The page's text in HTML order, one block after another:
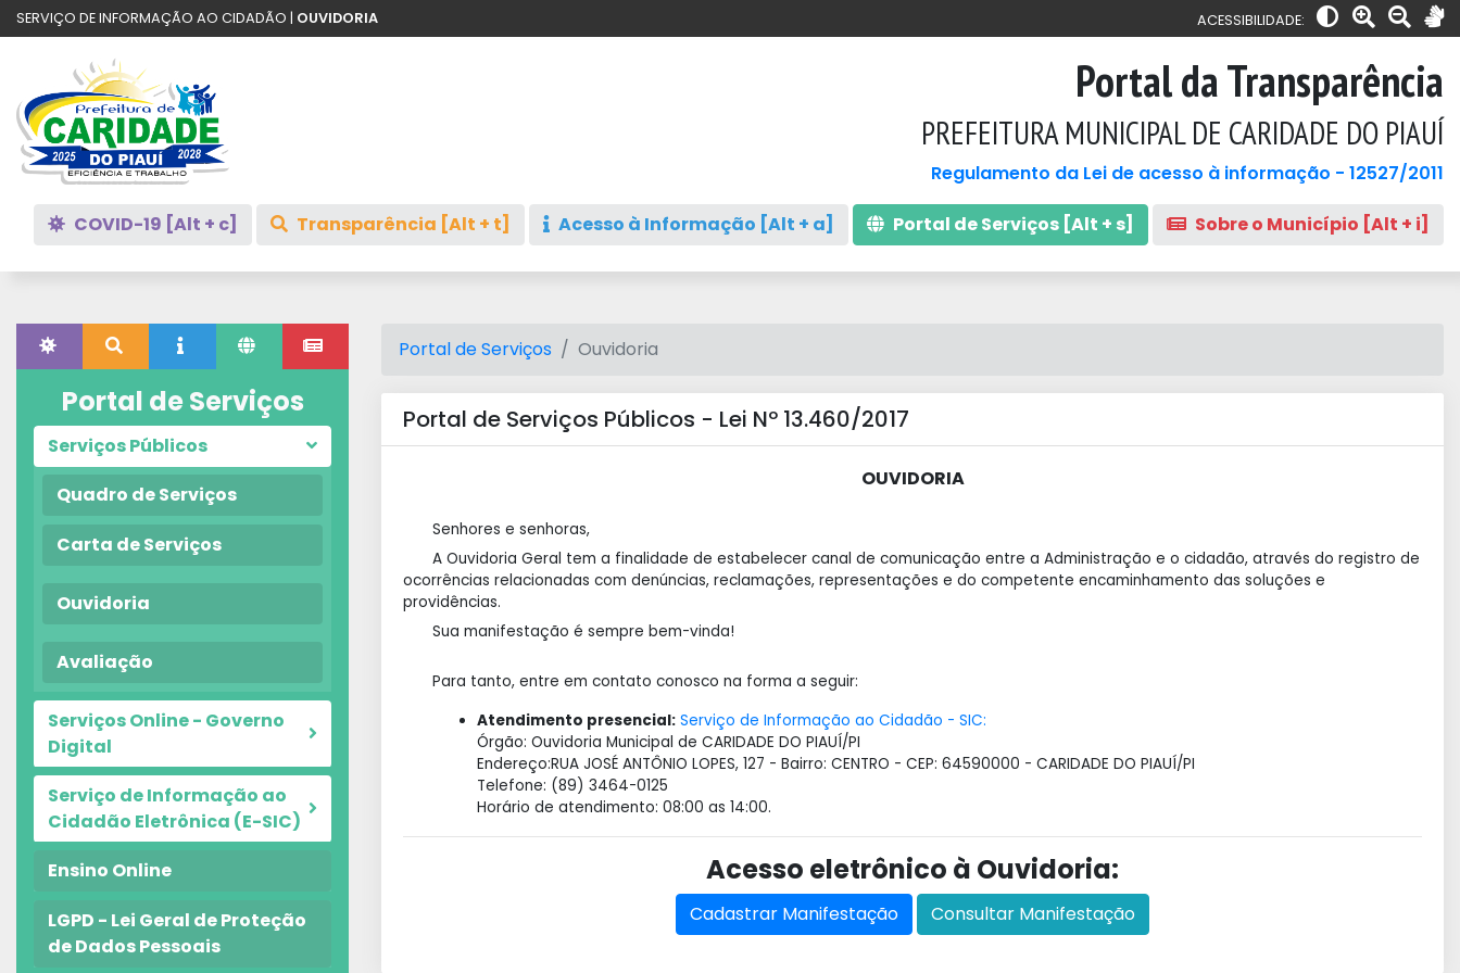
SERVIÇO DE INFORMAÇÃO AO CIDADÃO | OUVIDORIA ACESSIBILIDADE:
Portal da Transparência
PREFEITURA MUNICIPAL DE CARIDADE DO PIAUÍ
Regulamento da Lei de acesso à informação - 12527/2011
COVID-19 [Alt + c] Transparência [Alt + t] Acesso à Informação [Alt + a] Portal de Serviços [Alt + s] Sobre o Município [Alt + i]
Portal de Serviços
Serviços Públicos
Quadro de Serviços
Carta de Serviços
Ouvidoria
Avaliação
Serviços Online - Governo
Digital
Serviço de Informação ao
Cidadão Eletrônica (E-SIC)
Ensino Online
LGPD - Lei Geral de Proteção
de Dados Pessoais
Portal de Serviços Ouvidoria
Portal de Serviços Públicos - Lei Nº 13.460/2017
OUVIDORIA
Senhores e senhoras,
A Ouvidoria Geral tem a finalidade de estabelecer canal de comunicação entre a Administração e o cidadão, através do registro de
ocorrências relacionadas com denúncias, reclamações, representações e do competente encaminhamento das soluções e
providências.
Sua manifestação é sempre bem-vinda!
Para tanto, entre em contato conosco na forma a seguir:
Atendimento presencial: Serviço de Informação ao Cidadão - SIC:
Órgão: Ouvidoria Municipal de CARIDADE DO PIAUÍ/PI
Endereço:RUA JOSÉ ANTÔNIO LOPES, 127 - Bairro: CENTRO - CEP: 64590000 - CARIDADE DO PIAUÍ/PI
Telefone: (89) 3464-0125
Horário de atendimento: 08:00 as 14:00.
Acesso eletrônico à Ouvidoria:
Cadastrar Manifestação Consultar Manifestação